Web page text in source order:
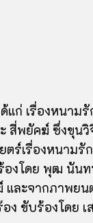
ก่ เรื่องหนามรั
สี่พยัคฆ์ ซึ่งขุน
ตร์เรื่องหนามรั
องโดย พุฒ นันท
ละจากภาพยน
ง ขับร้องโดย